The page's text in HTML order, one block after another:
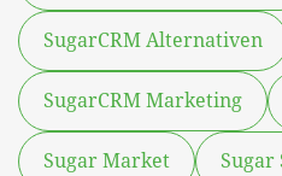
SugarCRM Alternativen
SugarCRM Marketing
Sugar Market Sugar